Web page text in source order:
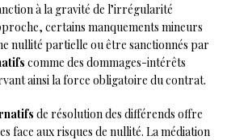
à la gravité de l’irrégularité
certains manquements mineurs
nullité partielle ou être sanctionnés par
comme des dommages-intérêts
ainsi la force obligatoire du contrat.
de résolution des différends offre
face aux risques de nullité. La médiation